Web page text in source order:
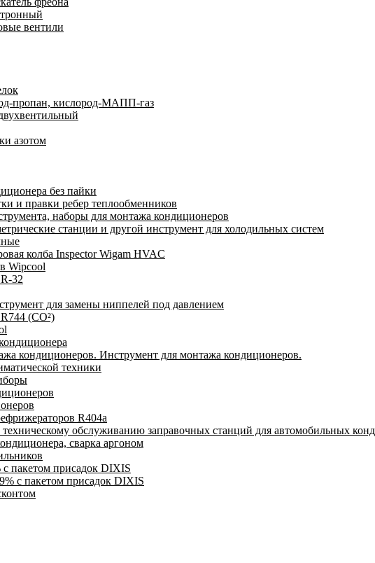
вентили
пропан, кислород-МАПП-газ
азотом
без пайки
и правки ребер теплообменников
наборы для монтажа кондиционеров
станции и другой инструмент для холодильных систем
колба Inspector Wigam HVAC
Wipcool
32
для замены ниппелей под давлением
(CO²)
кондиционеров. Инструмент для монтажа кондиционеров.
техники
R404a
обслуживанию заправочных станций для автомобильных
сварка аргоном
с пакетом присадок DIXIS
с пакетом присадок DIXIS